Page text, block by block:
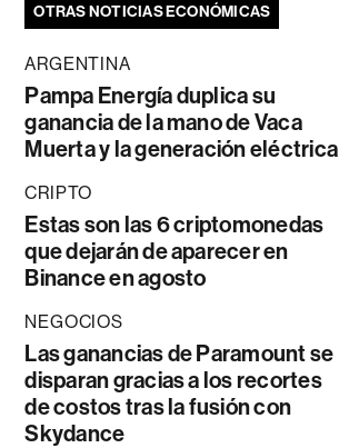
OTRAS NOTICIAS ECONÓMICAS
ARGENTINA
Pampa Energía duplica su
ganancia de la mano de Vaca
Muerta y la generación eléctrica
CRIPTO
Estas son las 6 criptomonedas
que dejarán de aparecer en
Binance en agosto
NEGOCIOS
Las ganancias de Paramount se
disparan gracias a los recortes
de costos tras la fusión con
Skydance